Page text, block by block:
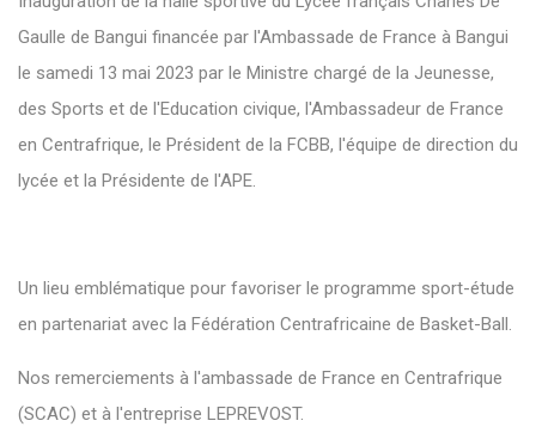
Gaulle de Bangui financée par l'Ambassade de France à Bangui
le samedi 13 mai 2023 par le Ministre chargé de la Jeunesse,
des Sports et de l'Education civique, l'Ambassadeur de France
en Centrafrique, le Président de la FCBB, l'équipe de direction du
lycée et la Présidente de l'APE.
Un lieu emblématique pour favoriser le programme sport-étude
en partenariat avec la Fédération Centrafricaine de Basket-Ball.
Nos remerciements à l'ambassade de France en Centrafrique
(SCAC) et à l'entreprise LEPREVOST.